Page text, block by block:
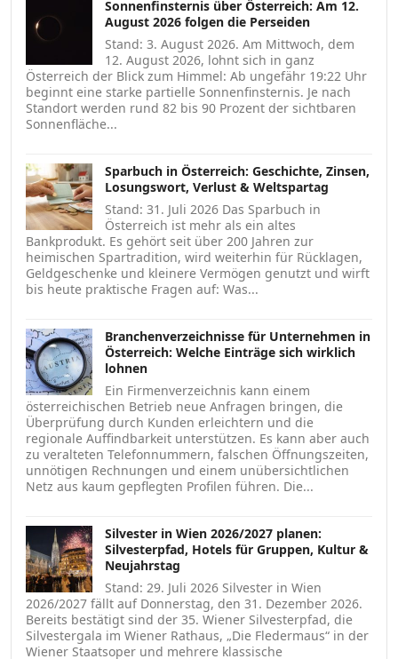
Sonnenfinsternis über Österreich: Am 12.
August 2026 folgen die Perseiden
Stand: 3. August 2026. Am Mittwoch, dem
12. August 2026, lohnt sich in ganz
Österreich der Blick zum Himmel: Ab ungefähr 19:22 Uhr
beginnt eine starke partielle Sonnenfinsternis. Je nach
Standort werden rund 82 bis 90 Prozent der sichtbaren
Sonnenfläche...
Sparbuch in Österreich: Geschichte, Zinsen,
Losungswort, Verlust & Weltspartag
Stand: 31. Juli 2026 Das Sparbuch in
Österreich ist mehr als ein altes
Bankprodukt. Es gehört seit über 200 Jahren zur
heimischen Spartradition, wird weiterhin für Rücklagen,
Geldgeschenke und kleinere Vermögen genutzt und wirft
bis heute praktische Fragen auf: Was...
Branchenverzeichnisse für Unternehmen in
Österreich: Welche Einträge sich wirklich
lohnen
Ein Firmenverzeichnis kann einem
österreichischen Betrieb neue Anfragen bringen, die
Überprüfung durch Kunden erleichtern und die
regionale Auffindbarkeit unterstützen. Es kann aber auch
zu veralteten Telefonnummern, falschen Öffnungszeiten,
unnötigen Rechnungen und einem unübersichtlichen
Netz aus kaum gepflegten Profilen führen. Die...
Silvester in Wien 2026/2027 planen:
Silvesterpfad, Hotels für Gruppen, Kultur &
Neujahrstag
Stand: 29. Juli 2026 Silvester in Wien
2026/2027 fällt auf Donnerstag, den 31. Dezember 2026.
Bereits bestätigt sind der 35. Wiener Silvesterpfad, die
Silvestergala im Wiener Rathaus, „Die Fledermaus“ in der
Wiener Staatsoper und mehrere klassische